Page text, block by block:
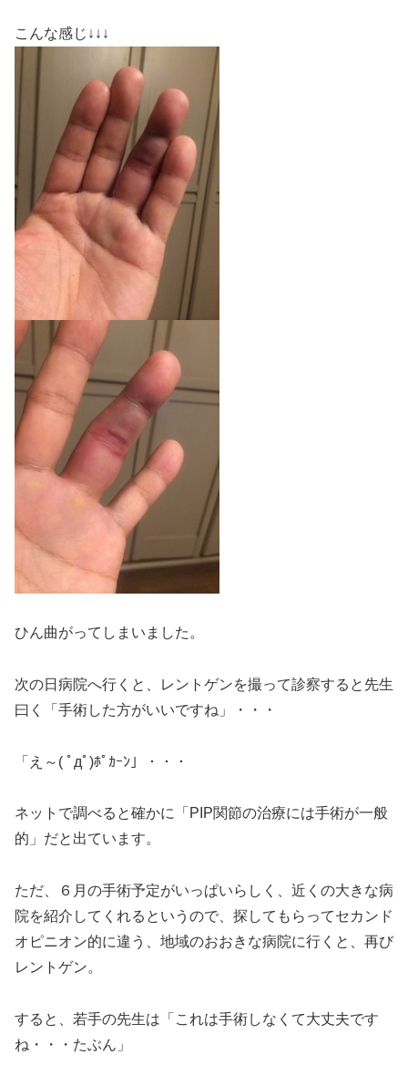
こんな感じ↓↓↓
ひん曲がってしまいました。
次の日病院へ行くと、レントゲンを撮って診察すると先生
曰く「手術した方がいいですね」・・・
「え～( ﾟдﾟ)ﾎﾟｶｰﾝ」・・・
ネットで調べると確かに「PIP関節の治療には手術が一般
的」だと出ています。
ただ、６月の手術予定がいっぱいらしく、近くの大きな病
院を紹介してくれるというので、探してもらってセカンド
オピニオン的に違う、地域のおおきな病院に行くと、再び
レントゲン。
すると、若手の先生は「これは手術しなくて大丈夫です
ね・・・たぶん」